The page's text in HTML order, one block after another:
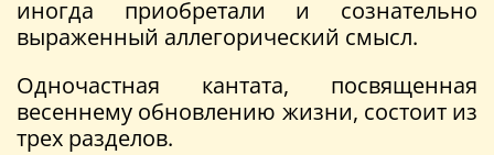
иногда приобретали и сознательно
выраженный аллегорический смысл.
Одночастная кантата, посвященная
весеннему обновлению жизни, состоит из
трех разделов.